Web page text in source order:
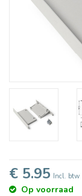
€ 5.95 Incl. btw
Op voorraad